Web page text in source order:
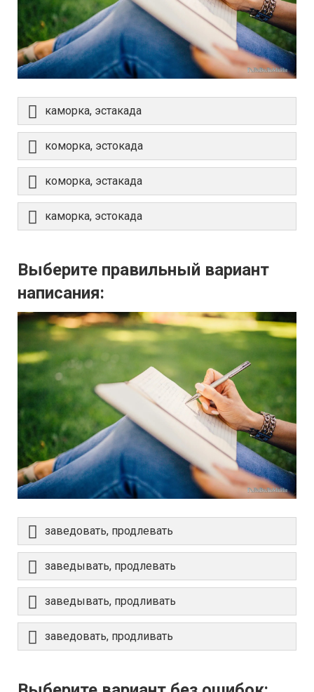
каморка, эстакада
коморка, эстокада
коморка, эстакада
каморка, эстокада
Выберите правильный вариант
написания:
заведовать, продлевать
заведывать, продлевать
заведывать, продливать
заведовать, продливать